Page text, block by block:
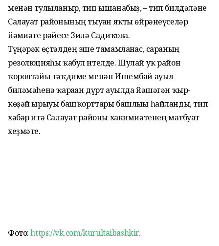
менән тулыланыр, тип ышанабыҙ, – тип билдәләне
Салауат районының тыуған яҡты өйрәнеүселәр
йәмғиәте рәйесе Зилә Садиҡова.
Түңәрәк өҫтәлдең эше тамамланғас, сараның
резолюцияһы ҡабул ителде. Шулай уҡ район
ҡоролтайы тәҡдиме менән Ишембай ауыл
биләмәһенә ҡараған дүрт ауылда йәшәгән ҡыр-
көҙәй ырыуы башҡорттары башлығы һайланды, тип
хәбәр итә Салауат районы хакимиәтенең матбуғат
хеҙмәте.
Фото:https://vk.com/kurultaibashkir.